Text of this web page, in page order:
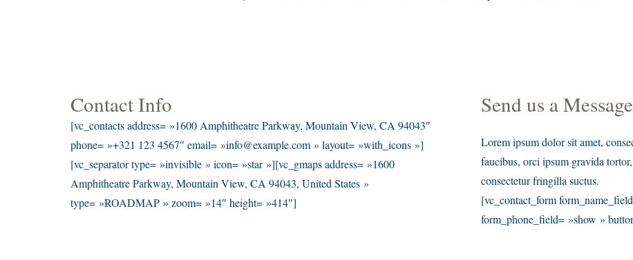
Contact Info
[vc_contacts address= »1600 Amphitheatre Parkway, Mountain View, CA 94043″
phone= »+321 123 4567″ email= »info@example.com » layout= »with_icons »]
[vc_separator type= »invisible » icon= »star »][vc_gmaps address= »1600
Amphitheatre Parkway, Mountain View, CA 94043, United States »
type= »ROADMAP » zoom= »14″ height= »414″]
Send us a Message
Lorem ipsum dolor sit amet,
faucibus, orci ipsum gravida
consectetur fringilla suctus.
[vc_contact_form
form_phone_field= »show »